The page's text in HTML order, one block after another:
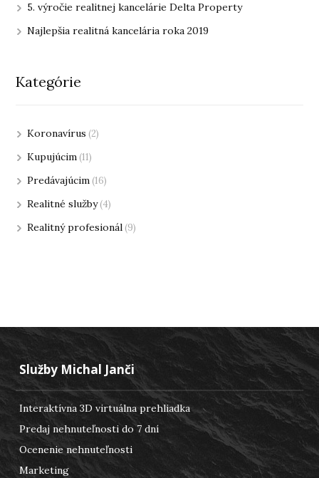
5. výročie realitnej kancelárie Delta Property
Najlepšia realitná kancelária roka 2019
Kategórie
Koronavírus (2)
Kupujúcim (11)
Predávajúcim (16)
Realitné služby(4)
Realitný profesionál (9)
Služby Michal Janči
Interaktívna 3D virtuálna prehliadka
Predaj nehnuteľnosti do 7 dní
Ocenenie nehnuteľnosti
Marketing